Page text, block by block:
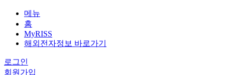
메뉴
홈
MyRISS
해외전자정보 바로가기
로그인
회원가입